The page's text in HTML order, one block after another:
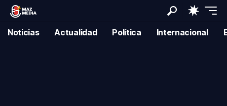
Noticias Actualidad Política Internacional